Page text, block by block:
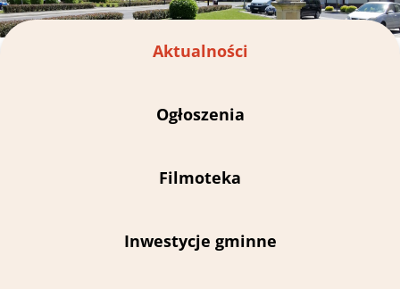
Aktualności
Ogłoszenia
Filmoteka
Inwestycje gminne